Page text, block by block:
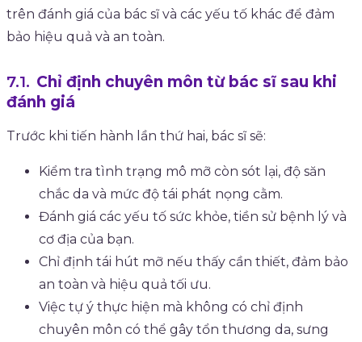
trên đánh giá của bác sĩ và các yếu tố khác để đảm
bảo hiệu quả và an toàn.
Chỉ định chuyên môn từ bác sĩ sau khi
đánh giá
Trước khi tiến hành lần thứ hai, bác sĩ sẽ:
Kiểm tra tình trạng mô mỡ còn sót lại, độ săn
chắc da và mức độ tái phát nọng cằm.
Đánh giá các yếu tố sức khỏe, tiền sử bệnh lý và
cơ địa của bạn.
Chỉ định tái hút mỡ nếu thấy cần thiết, đảm bảo
an toàn và hiệu quả tối ưu.
Việc tự ý thực hiện mà không có chỉ định
chuyên môn có thể gây tổn thương da, sưng